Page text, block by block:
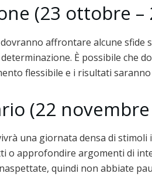
(23 ottobre –
affrontare alcune sfide
È possibile che
flessibile e i risultati
(22
una giornata densa di
o approfondire argomenti di
quindi non abbiate